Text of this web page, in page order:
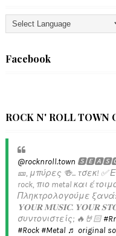
Facebook
ROCK N' ROLL TOWN
@rocknroll.town 🆂🅴🅰🆂🅾🅽
🎫, μπύρες 🍻... τσεκ! ✅️
rock, πιο metal και
Πληκτρολογούμε ξανά:
𝐘𝐎𝐔𝐑 𝐌𝐔𝐒𝐈𝐂. 𝐘𝐎𝐔𝐑
συντονιστείς; 🔥🤘🏻
#Rock #Metal ♬ original